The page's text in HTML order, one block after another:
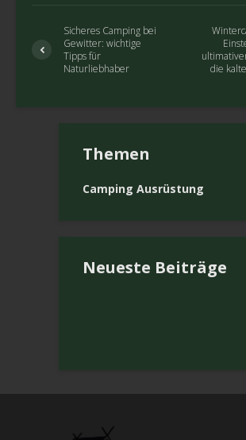
Sicheres Camping bei
Gewitter: wichtige
Tipps für
Naturliebhaber
die
Themen
Camping Ausrüstung
Neueste Beiträge